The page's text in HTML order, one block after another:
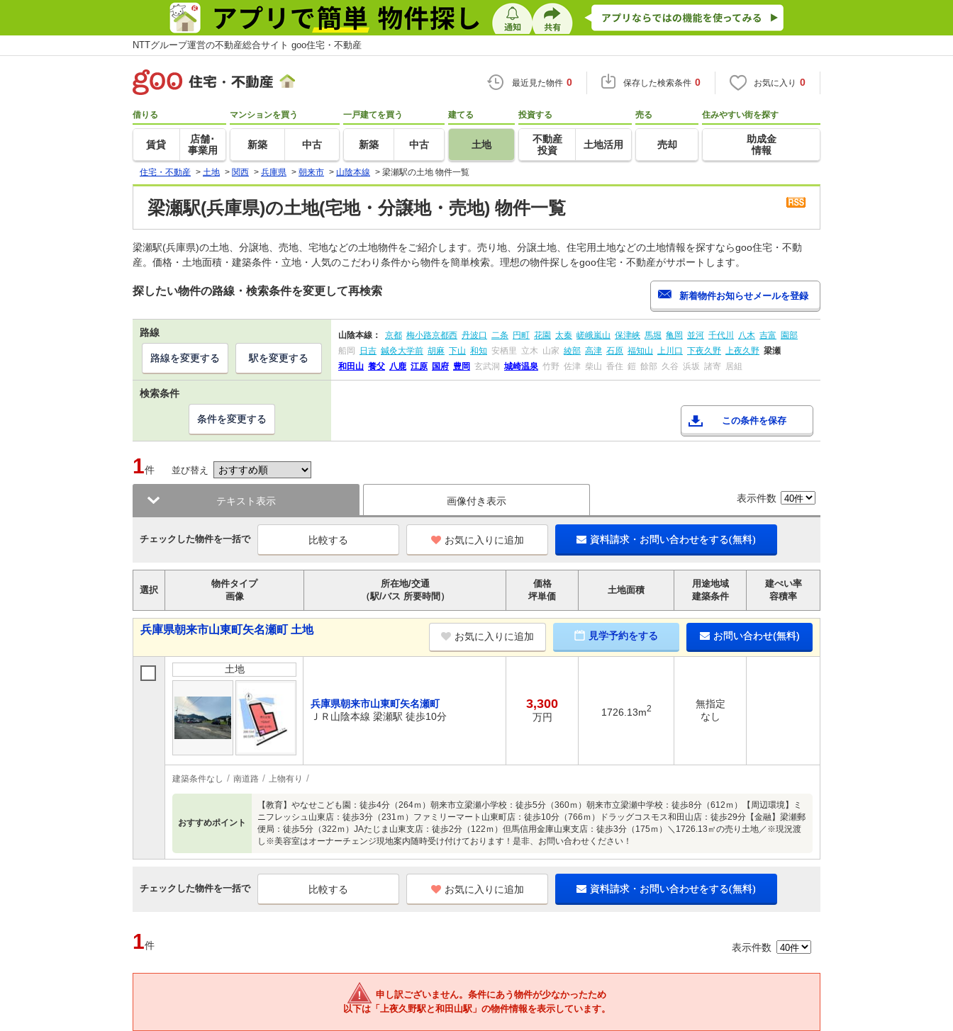
NTTグループ運営の不動産総合サイト goo住宅・不動産
最近見た物件 0 保存した検索条件 0 お気に入り 0
借りる
賃貸
店舗･
事業用
マンションを買う
新築 中古
一戸建てを買う
新築 中古
建てる
土地
投資する
不動産
投資
土地活用
売る
売却
住みやすい街を探す
助成金
情報
住宅・不動産 > 土地 > 関西 > 兵庫県 > 朝来市 > 山陰本線 > 梁瀬駅の土地 物件一覧
梁瀬駅(兵庫県)の土地(宅地・分譲地・売地) 物件一覧
梁瀬駅(兵庫県)の土地、分譲地、売地、宅地などの土地物件をご紹介します。売り地、分譲土地、住宅用土地などの土地情報を探すならgoo住宅・不動
産。価格・土地面積・建築条件・立地・人気のこだわり条件から物件を簡単検索。理想の物件探しをgoo住宅・不動産がサポートします。
探したい物件の路線・検索条件を変更して再検索
路線 山陰本線： 京都 梅小路京都西 丹波口 二条 円町 花園 太秦 嵯峨嵐山 保津峡 馬堀 亀岡 並河 千代川 八木 吉富
園部
船岡
日吉 鍼灸大学前 胡麻 下山 和知 安栖里 立木 山家 綾部 高津 石原 福知山 上川口 下夜久野 上夜久野 梁瀬
和田山 養父 八鹿 江原 国府 豊岡 玄武洞 城崎温泉 竹野 佐津 柴山 香住 鎧 餘部 久谷 浜坂 諸寄 居組
路線を変更する 駅を変更する
検索条件
この条件を保存
条件を変更する
1件 並び替え
テキスト表示 画像付き表示 表示件数
チェックした物件を一括で お気に入りに追加 資料請求・お問い合わせをする(無料)
選択
物件タイプ
画像
所在地/交通
（駅/バス 所要時間）
価格
坪単価
土地面積
用途地域
建築条件
建ぺい率
容積率
兵庫県朝来市山東町矢名瀬町 土地
お気に入りに追加 見学予約をする お問い合わせ(無料)
土地
兵庫県朝来市山東町矢名瀬町
ＪＲ山陰本線 梁瀬駅 徒歩10分
3,300
万円 1726.13m2
無指定
なし
建築条件なし 南道路 上物有り
おすすめポイント
【教育】やなせこども園：徒歩4分（264ｍ）朝来市立梁瀬小学校：徒歩5分（360ｍ）朝来市立梁瀬中学校：徒歩8分（612ｍ）【周辺環境】ミ
ニフレッシュ山東店：徒歩3分（231ｍ）ファミリーマート山東町店：徒歩10分（766ｍ）ドラッグコスモス和田山店：徒歩29分【金融】梁瀬郵
便局：徒歩5分（322ｍ）JAたじま山東支店：徒歩2分（122ｍ）但馬信用金庫山東支店：徒歩3分（175ｍ）＼1726.13㎡の売り土地／※現況渡
し※美容室はオーナーチェンジ現地案内随時受け付けております！是非、お問い合わせください！
チェックした物件を一括で お気に入りに追加 資料請求・お問い合わせをする(無料)
1件 表示件数
申し訳ございません。条件にあう物件が少なかったため
以下は「上夜久野駅と和田山駅」の物件情報を表示しています。